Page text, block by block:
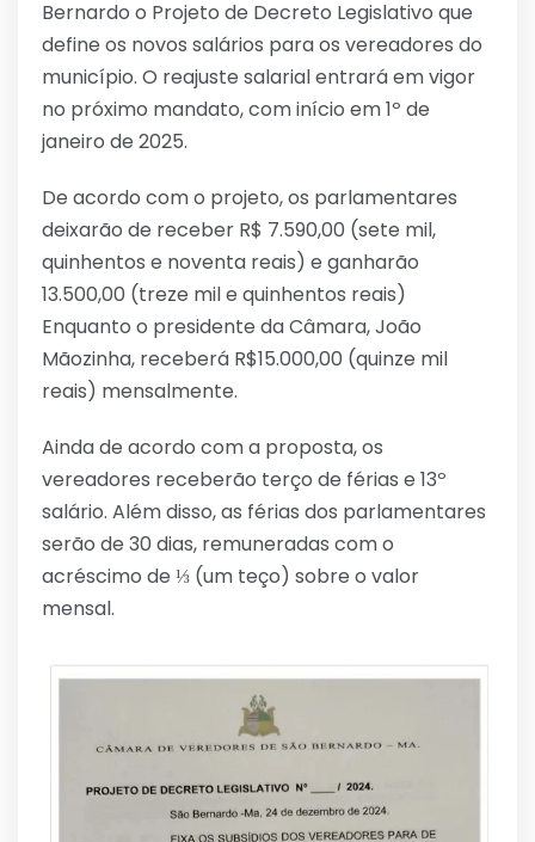
Bernardo o Projeto de Decreto Legislativo que
define os novos salários para os vereadores do
município. O reajuste salarial entrará em vigor
no próximo mandato, com início em 1º de
janeiro de 2025.
De acordo com o projeto, os parlamentares
deixarão de receber R$ 7.590,00 (sete mil,
quinhentos e noventa reais) e ganharão
13.500,00 (treze mil e quinhentos reais)
Enquanto o presidente da Câmara, João
Mãozinha, receberá R$15.000,00 (quinze mil
reais) mensalmente.
Ainda de acordo com a proposta, os
vereadores receberão terço de férias e 13º
salário. Além disso, as férias dos parlamentares
serão de 30 dias, remuneradas com o
acréscimo de ⅓ (um teço) sobre o valor
mensal.